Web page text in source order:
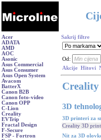
Acer
ADATA
AMD
AOC
Asonic
Asus Commercial
Asus Consumer
Asus Open System
Avacom
BatterX
Canon B2B
Canon foto-video
Canon OPP
C-Lion
Creality
EVTrip
Fractal Design
F-Secure
FSP - Fortron
Sakrij filtre
Od:
Akcije Hitovi
Creality
3D
3D printeri za
Creality 3D
Nit za 3D